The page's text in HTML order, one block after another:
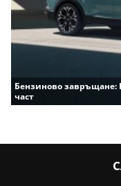
Бензиново завръщане:
част